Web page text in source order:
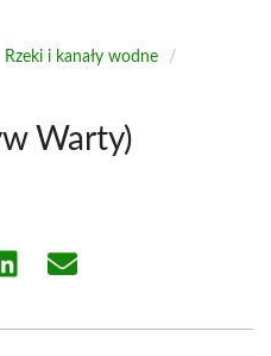
Rzeki i kanały wodne
/
Warty)
Share Share